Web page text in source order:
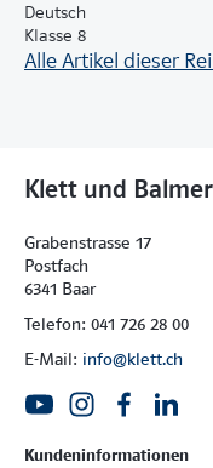
Deutsch
Klasse 8
Alle Artikel dieser
Klett und
Grabenstrasse 17
Postfach
6341 Baar
Telefon: 041 726 28 00
E-Mail: info@klett.ch
Kundeninformationen